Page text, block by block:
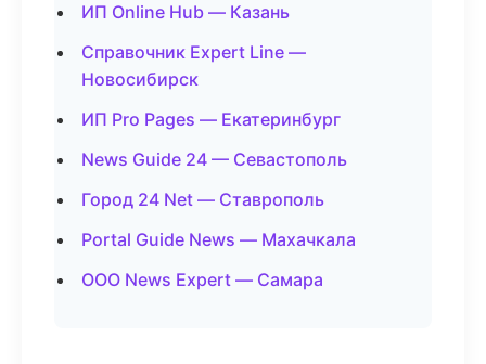
ИП Online Hub — Казань
Справочник Expert Line —
Новосибирск
ИП Pro Pages — Екатеринбург
News Guide 24 — Севастополь
Город 24 Net — Ставрополь
Portal Guide News — Махачкала
ООО News Expert — Самара